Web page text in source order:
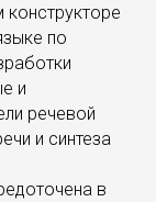
конструкторе
по
и
речевой
и синтеза
в